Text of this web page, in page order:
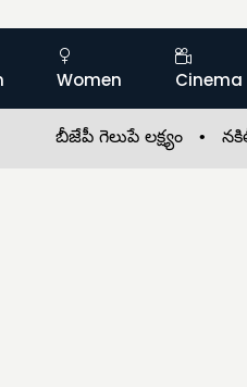
Women Cinema
బీజేపీ గెలుపే లక్ష్యం •నకిలీ